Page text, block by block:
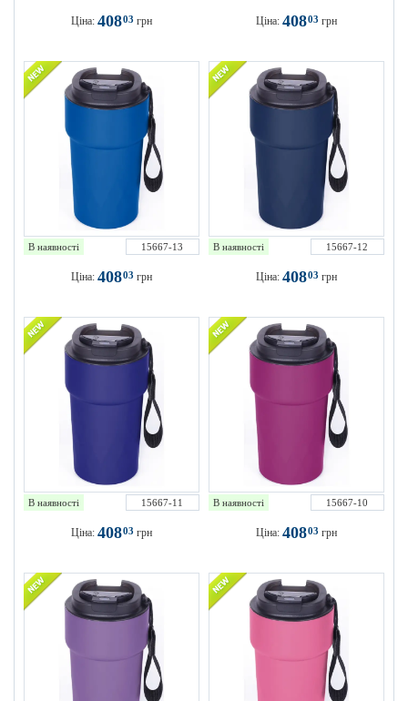
Ціна: 40803 грн Ціна: 40803 грн
В наявності 15667-13
Ціна: 40803 грн
В наявності 15667-12
Ціна: 40803 грн
В наявності 15667-11
Ціна: 40803 грн
В наявності 15667-10
Ціна: 40803 грн